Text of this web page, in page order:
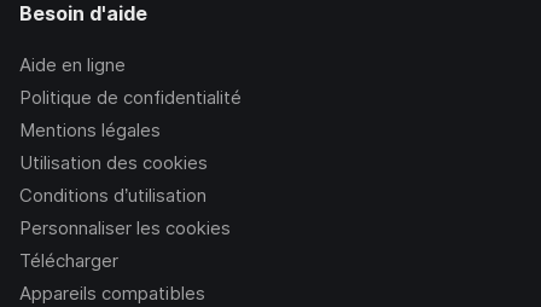
Besoin d'aide
Aide en ligne
Politique de confidentialité
Mentions légales
Utilisation des cookies
Conditions d’utilisation
Personnaliser les cookies
Télécharger
Appareils compatibles